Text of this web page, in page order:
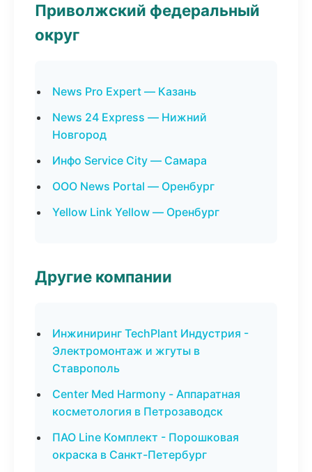
Приволжский федеральный
округ
News Pro Expert — Казань
News 24 Express — Нижний
Новгород
Инфо Service City — Самара
ООО News Portal — Оренбург
Yellow Link Yellow — Оренбург
Другие компании
Инжиниринг TechPlant Индустрия -
Электромонтаж и жгуты в
Ставрополь
Center Med Harmony - Аппаратная
косметология в Петрозаводск
ПАО Line Комплект - Порошковая
окраска в Санкт-Петербург